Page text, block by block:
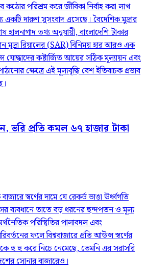
কঠোর পরিশ্রম করে জীবিকা নির্বাহ করা লাখ
একটি দারুণ সুসংবাদ এসেছে। বৈদেশিক মুদ্রার
হালনাগাদ তথ্য অনুযায়ী, বাংলাদেশি টাকার
মুদ্রা রিয়ালের (SAR) বিনিময় হার আরও এক
যোদ্ধাদের কষ্টার্জিত আয়ের সঠিক মূল্যায়ন এবং
ক্ষেত্রে এই মূল্যবৃদ্ধি বেশ ইতিবাচক প্রভাব
ভরি প্রতি কমল ৬৭ হাজার টাকা
স্বর্ণের দামে যে রেকর্ড ভাঙা ঊর্ধ্বগতি
ব্যবধানে তাতে বড় ধরনের ছন্দপতন ও মূল্য
পরিস্থিতির পালাবদল এবং
ফলে বিশ্ববাজারে প্রতি আউন্স স্বর্ণের
হু হু করে নিচে নেমেছে, তেমনি এর সরাসরি
সোনার বাজারেও।